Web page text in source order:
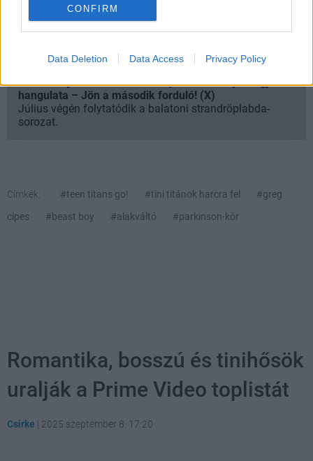
CONFIRM
Data Deletion Data Access Privacy Policy
SMASH by Meló-Diák: Homok, zene és a nyár legjobb
hangulata – Jön a második forduló! (X)
Július végén folytatódik a balatoni strandröplabda-
sorozat.
Címkék: #teen titans go! #tini titánok harcra fel
#greg
cipes
#beast boy #alakváltó #parkinson-kór
Romantika, bosszú és tinihősök
uralják a Prime Video toplistát
Csirke | 2025 szeptember 8. 17:20